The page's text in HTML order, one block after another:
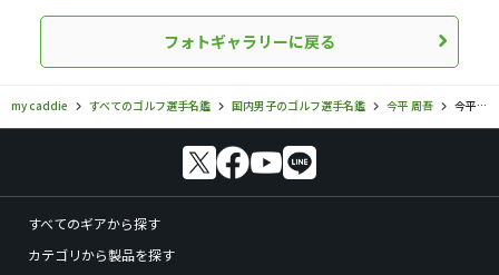
フォトギャラリーに戻る
my caddie すべてのゴルフ選手名鑑 国内男子のゴルフ選手名鑑 今平 周吾 今平 周吾のフォトギャラリー
すべてのギアから探す
カテゴリから製品を探す